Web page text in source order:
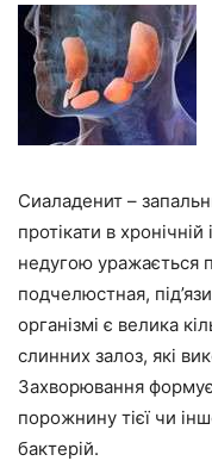
Сиаладенит –
протікати в
недугою уражається
подчелюстная,
організмі є велика
слинних залоз, які
Захворювання
порожнину тієї чи
бактерій.